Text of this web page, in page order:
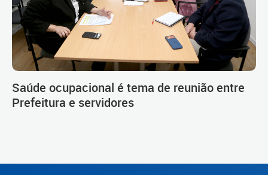
Saúde ocupacional é tema de reunião entre
Prefeitura e servidores